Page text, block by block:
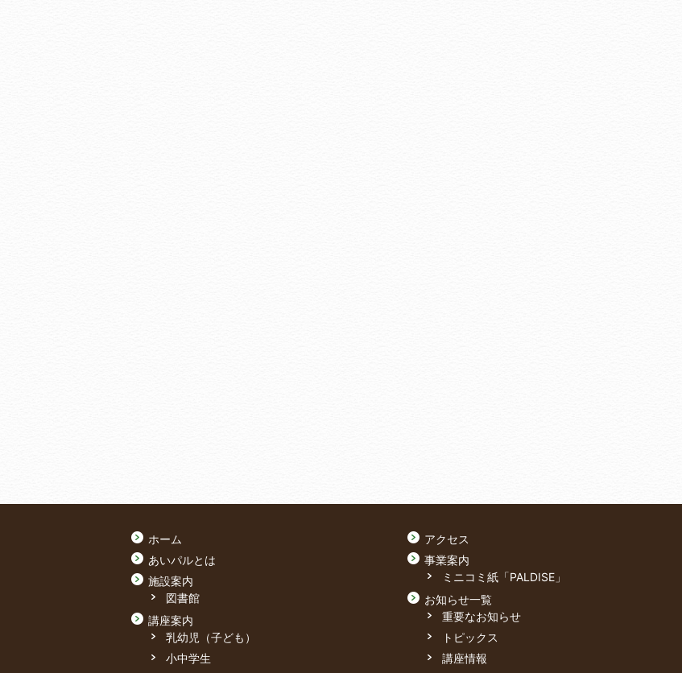
ホーム
あいパルとは
施設案内
図書館
講座案内
乳幼児（子ども）
小中学生
アクセス
事業案内
ミニコミ紙「PALDISE」
お知らせ一覧
重要なお知らせ
トピックス
講座情報